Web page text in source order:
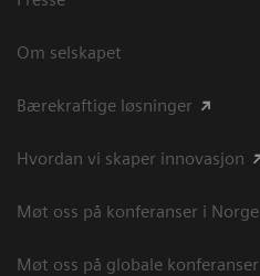
Om selskapet
Bærekraftige løsninger
Hvordan vi skaper innovasjon
Møt oss på konferanser i Norge
Møt oss på globale konferanser